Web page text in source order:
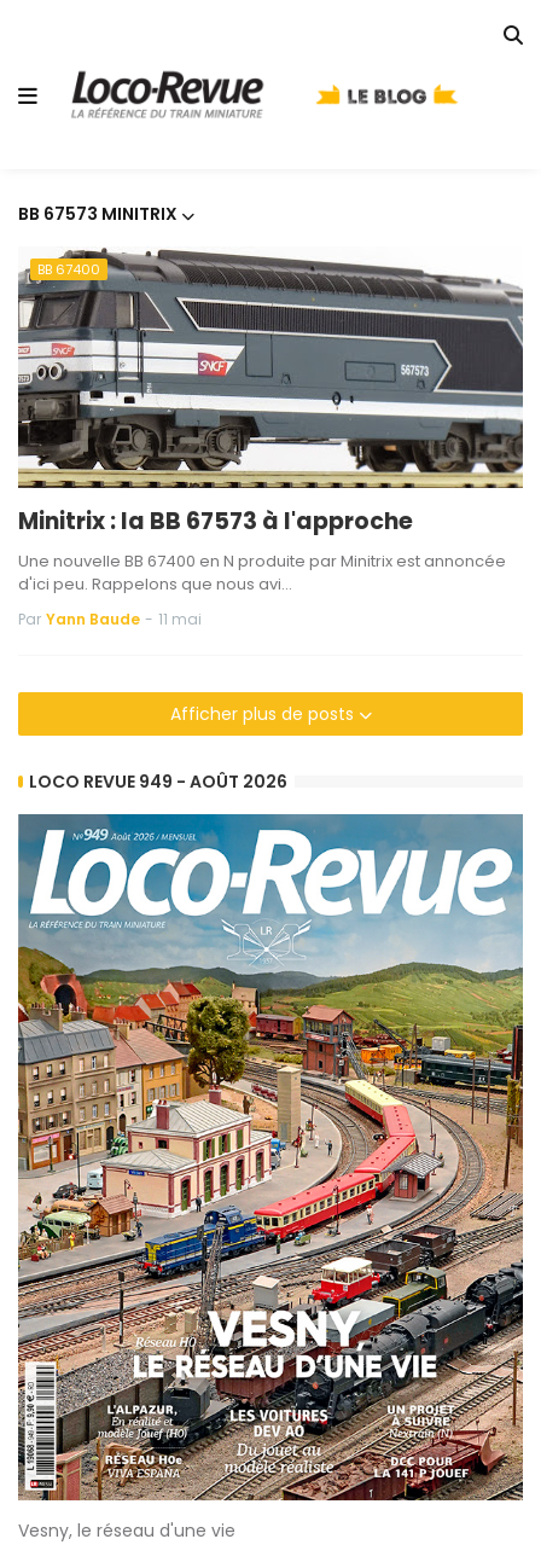
BB 67573 MINITRIX
BB 67400
Minitrix : la BB 67573 à l'approche
Une nouvelle BB 67400 en N produite par Minitrix est annoncée
d'ici peu. Rappelons que nous avi…
Par Yann Baude - 11 mai
Afficher plus de posts
LOCO REVUE 949 - AOÛT 2026
Vesny, le réseau d'une vie